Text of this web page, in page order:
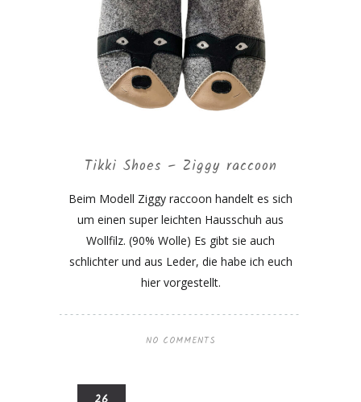
Tikki Shoes – Ziggy raccoon
Beim Modell Ziggy raccoon handelt es sich
um einen super leichten Hausschuh aus
Wollfilz. (90% Wolle) Es gibt sie auch
schlichter und aus Leder, die habe ich euch
hier vorgestellt.
NO COMMENTS